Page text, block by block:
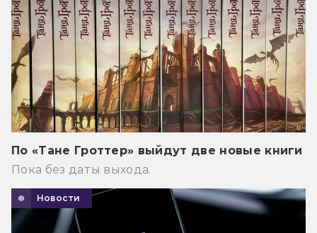
По «Тане Гроттер» выйдут две новые книги
Пока без даты выхода.
Новости